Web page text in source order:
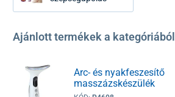
Ajánlott termékek a kategóriából
Arc- és nyakfeszesítő
masszázskészülék